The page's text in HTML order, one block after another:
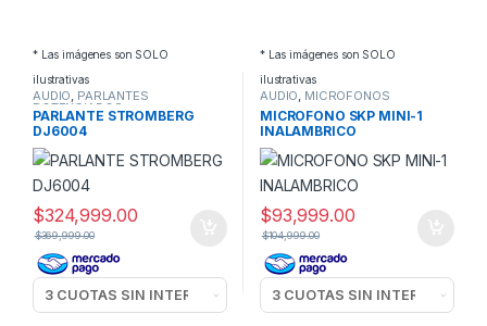
* Las imágenes son SOLO
ilustrativas
AUDIO, PARLANTES
POTENCIADOS
PARLANTE STROMBERG
DJ6004
$324,999.00
$369,999.00
* Las imágenes son SOLO
ilustrativas
AUDIO, MICROFONOS
MICROFONO SKP MINI-1
INALAMBRICO
$93,999.00
$104,999.00